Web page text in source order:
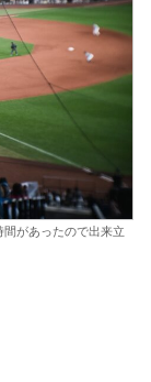
があったので出来立